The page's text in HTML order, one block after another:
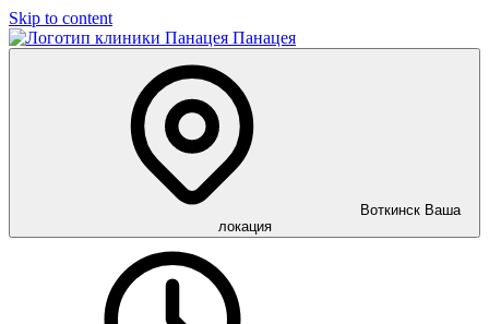
Skip to content
Панацея
Воткинск Ваша
локация